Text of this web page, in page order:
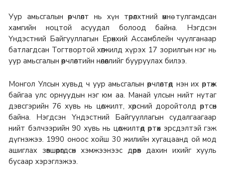
Уур амьсгалын өөрчлөлт нь хүн төрөлхтний өмнө тулгамдсан
хамгийн ноцтой асуудал болоод байна. Нэгдсэн
Үндэстний Байгууллагын Ерөнхий Ассамблейн чуулганаар
батлагдсан Тогтвортой хөгжилд хүрэх 17 зорилгын нэг нь
уур амьсгалын өөрчлөлтийн нөлөөллийг бууруулах билээ.
Монгол Улсын хувьд ч уур амьсгалын өөрчлөлтөд нэн их өртөж
байгаа улс орнуудын нэг юм аа. Манай улсын нийт нутаг
дэвсгэрийн 76 хувь нь цөлжилт, хөрсний доройтолд өртсөн
байна. Нэгдсэн Үндэстний Байгууллагын судалгаагаар
нийт бэлчээрийн 90 хувь нь цөлжилтөд өртөх эрсдэлтэй гэж
дүгнэжээ. 1990 оноос хойш 30 жилийн хугацаанд ой мод
ашиглах зөвшөөрөгдсөн хэмжээнээс дөрөв дахин ихийг хууль
бусаар хэрэглэжээ.